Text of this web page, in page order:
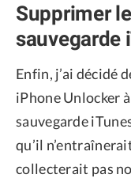
Supprimer
sauvegarde
Enfin, j’ai décidé
iPhone Unlocker
sauvegarde
qu’il
collecterait pas